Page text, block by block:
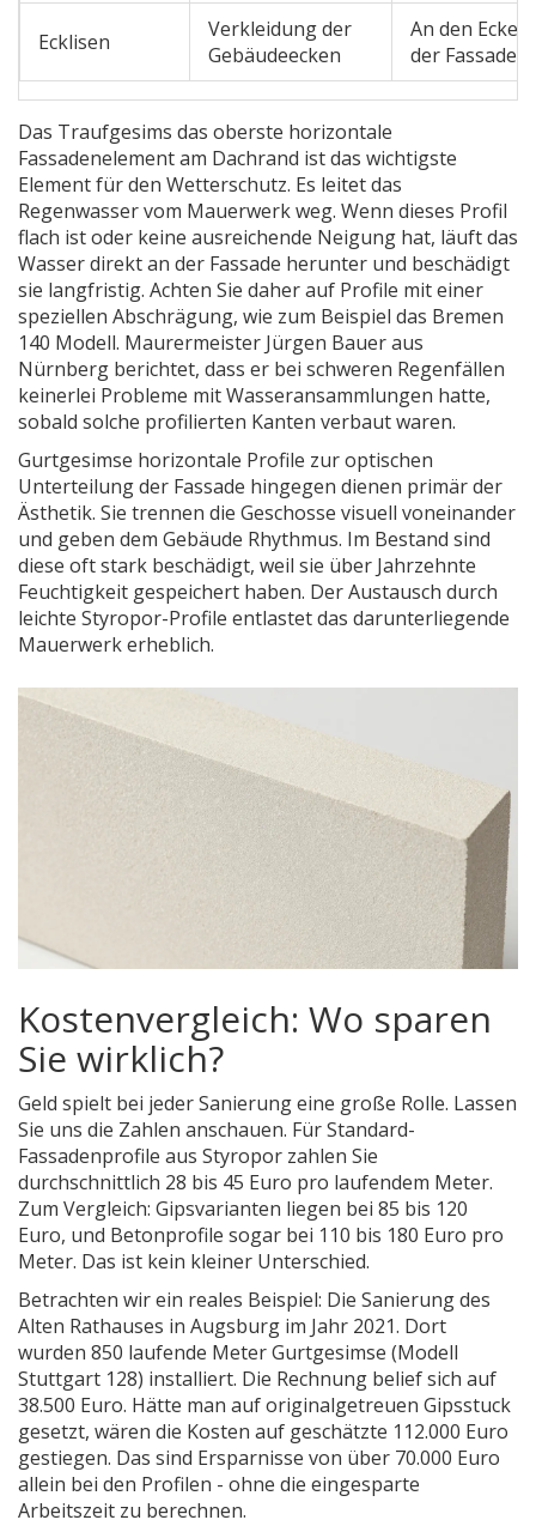
Ecklisen
Verkleidung der
Gebäudeecken
An den Ecken
der Fassade
Das Traufgesims das oberste horizontale
Fassadenelement am Dachrand ist das wichtigste
Element für den Wetterschutz. Es leitet das
Regenwasser vom Mauerwerk weg. Wenn dieses Profil
flach ist oder keine ausreichende Neigung hat, läuft das
Wasser direkt an der Fassade herunter und beschädigt
sie langfristig. Achten Sie daher auf Profile mit einer
speziellen Abschrägung, wie zum Beispiel das Bremen
140 Modell. Maurermeister Jürgen Bauer aus
Nürnberg berichtet, dass er bei schweren Regenfällen
keinerlei Probleme mit Wasseransammlungen hatte,
sobald solche profilierten Kanten verbaut waren.
Gurtgesimse horizontale Profile zur optischen
Unterteilung der Fassade hingegen dienen primär der
Ästhetik. Sie trennen die Geschosse visuell voneinander
und geben dem Gebäude Rhythmus. Im Bestand sind
diese oft stark beschädigt, weil sie über Jahrzehnte
Feuchtigkeit gespeichert haben. Der Austausch durch
leichte Styropor-Profile entlastet das darunterliegende
Mauerwerk erheblich.
Kostenvergleich: Wo sparen
Sie wirklich?
Geld spielt bei jeder Sanierung eine große Rolle. Lassen
Sie uns die Zahlen anschauen. Für Standard-
Fassadenprofile aus Styropor zahlen Sie
durchschnittlich 28 bis 45 Euro pro laufendem Meter.
Zum Vergleich: Gipsvarianten liegen bei 85 bis 120
Euro, und Betonprofile sogar bei 110 bis 180 Euro pro
Meter. Das ist kein kleiner Unterschied.
Betrachten wir ein reales Beispiel: Die Sanierung des
Alten Rathauses in Augsburg im Jahr 2021. Dort
wurden 850 laufende Meter Gurtgesimse (Modell
Stuttgart 128) installiert. Die Rechnung belief sich auf
38.500 Euro. Hätte man auf originalgetreuen Gipsstuck
gesetzt, wären die Kosten auf geschätzte 112.000 Euro
gestiegen. Das sind Ersparnisse von über 70.000 Euro
allein bei den Profilen - ohne die eingesparte
Arbeitszeit zu berechnen.